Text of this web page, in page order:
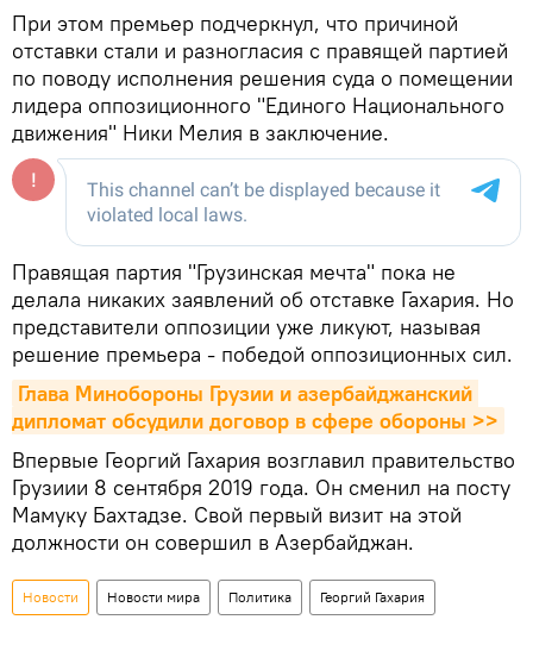
При этом премьер подчеркнул, что причиной
отставки стали и разногласия с правящей партией
по поводу исполнения решения суда о помещении
лидера оппозиционного "Единого Национального
движения" Ники Мелия в заключение.
Правящая партия "Грузинская мечта" пока не
делала никаких заявлений об отставке Гахария. Но
представители оппозиции уже ликуют, называя
решение премьера - победой оппозиционных сил.
Глава Минобороны Грузии и азербайджанский
дипломат обсудили договор в сфере обороны >>
Впервые Георгий Гахария возглавил правительство
Грузиии 8 сентября 2019 года. Он сменил на посту
Мамуку Бахтадзе. Свой первый визит на этой
должности он совершил в Азербайджан.
Новости Новости мира Политика Георгий Гахария